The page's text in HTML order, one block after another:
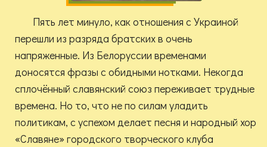
Пять лет минуло, как отношения с Украиной
перешли из разряда братских в очень
напряженные. Из Белоруссии временами
доносятся фразы с обидными нотками. Некогда
сплочённый славянский союз переживает трудные
времена. Но то, что не по силам уладить
политикам, с успехом делает песня и народный хор
«Славяне» городского творческого клуба